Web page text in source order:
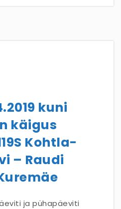
kuni
käigus
Kohtla-
– Raudi
ja pühapäeviti